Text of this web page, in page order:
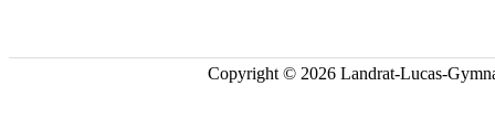
Copyright © 2026 Landrat-Lucas-